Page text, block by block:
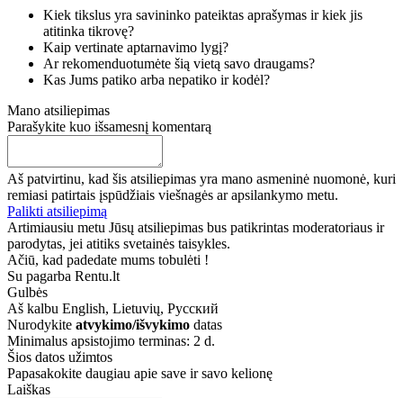
Kiek tikslus yra savininko pateiktas aprašymas ir kiek jis
atitinka tikrovę?
Kaip vertinate aptarnavimo lygį?
Ar rekomenduotumėte šią vietą savo draugams?
Kas Jums patiko arba nepatiko ir kodėl?
Mano atsiliepimas
Parašykite kuo išsamesnį komentarą
Aš patvirtinu, kad šis atsiliepimas yra mano asmeninė nuomonė, kuri
remiasi patirtais įspūdžiais viešnagės ar apsilankymo metu.
Palikti atsiliepimą
Artimiausiu metu Jūsų atsiliepimas bus patikrintas moderatoriaus ir
parodytas, jei atitiks svetainės taisykles.
Ačiū, kad padedate mums tobulėti !
Su pagarba Rentu.lt
Gulbės
Aš kalbu English, Lietuvių, Русский
Nurodykite atvykimo/išvykimo datas
Minimalus apsistojimo terminas: 2 d.
Šios datos užimtos
Papasakokite daugiau apie save ir savo kelionę
Laiškas